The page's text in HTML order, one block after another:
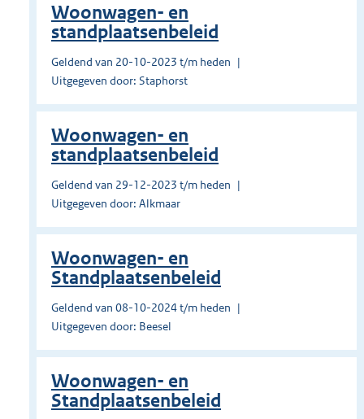
Woonwagen- en
standplaatsenbeleid
Geldend van 20-10-2023 t/m heden
Uitgegeven door: Staphorst
Woonwagen- en
standplaatsenbeleid
Geldend van 29-12-2023 t/m heden
Uitgegeven door: Alkmaar
Woonwagen- en
Standplaatsenbeleid
Geldend van 08-10-2024 t/m heden
Uitgegeven door: Beesel
Woonwagen- en
Standplaatsenbeleid